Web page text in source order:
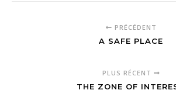
PRÉCÉDENT
A SAFE PLACE
PLUS RÉCENT
THE ZONE OF